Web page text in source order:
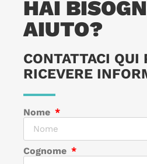
HAI
AIUTO?
CONTATTACI QUI
RICEVERE
Nome
Cognome